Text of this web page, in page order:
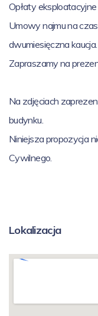
Opłaty
Umowy najmu na
dwumiesięczna kaucja.
Zapraszamy na
Na zdjęciach
budynku.
Niniejsza propozycja
Cywilnego.
Lokalizacja